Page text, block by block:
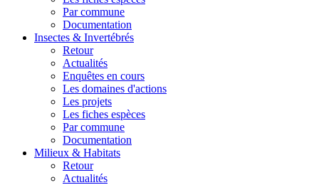
Par commune
Documentation
Insectes & Invertébrés
Retour
Actualités
Enquêtes en cours
Les domaines d'actions
Les projets
Les fiches espèces
Par commune
Documentation
Milieux & Habitats
Retour
Actualités